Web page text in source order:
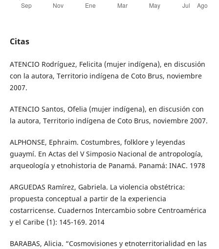
Citas
ATENCIO Rodríguez, Felicita (mujer indígena), en discusión
con la autora, Territorio indígena de Coto Brus, noviembre
2007.
ATENCIO Santos, Ofelia (mujer indígena), en discusión con
la autora, Territorio indígena de Coto Brus, noviembre 2007.
ALPHONSE, Ephraim. Costumbres, folklore y leyendas
guaymí. En Actas del V Simposio Nacional de antropología,
arqueología y etnohistoria de Panamá. Panamá: INAC. 1978
ARGUEDAS Ramírez, Gabriela. La violencia obstétrica:
propuesta conceptual a partir de la experiencia
costarricense. Cuadernos Intercambio sobre Centroamérica
y el Caribe (1): 145-169. 2014
BARABAS, Alicia. “Cosmovisiones y etnoterritorialidad en las